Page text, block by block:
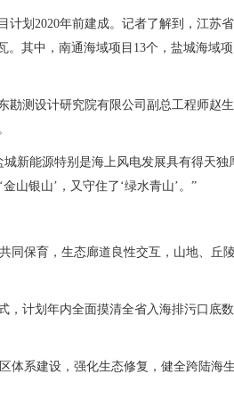
划2020年前建成。记者了解到，江苏
。其中，南通海域项目13个，盐城海域
勘测设计研究院有限公司副总工程师赵
新能源特别是海上风电发展具有得天独
山银山’，又守住了‘绿水青山’。”
保育，生态廊道良性交互，山地、丘陵
，计划年内全面摸清全省入海排污口底
体系建设，强化生态修复，健全跨陆海